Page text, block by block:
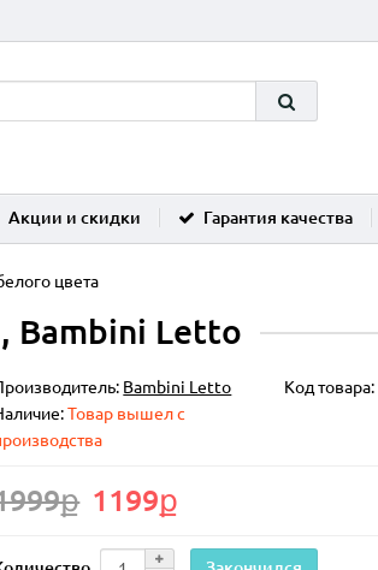
Акции и скидки Гарантия качества
цвета
Bambini Letto
Bambini Letto Код товара:
Товар вышел с
1199ք